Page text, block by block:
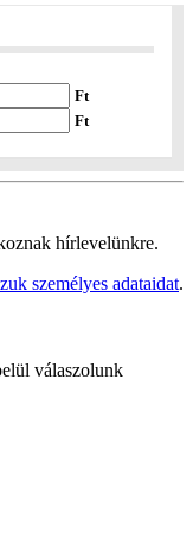
Ft
Ft
hírlevelünkre.
személyes adataidat.
válaszolunk